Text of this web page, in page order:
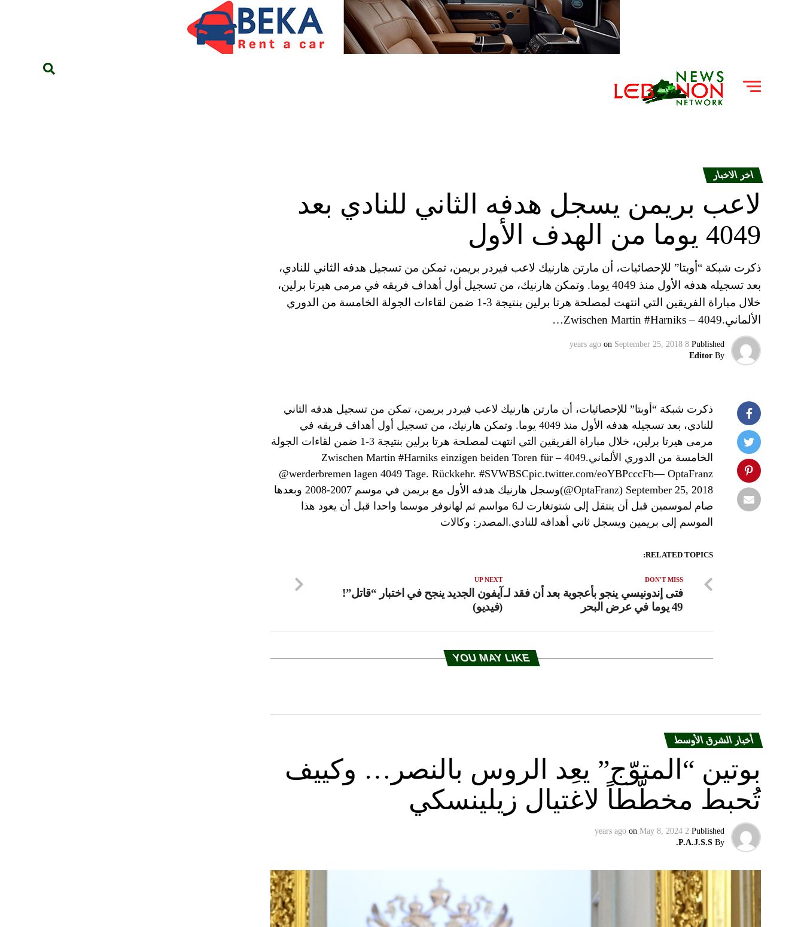
اخر الاخبار
لاعب بريمن يسجل هدفه الثاني للنادي بعد
4049 يوما من الهدف الأول
ذكرت شبكة “أوبتا” للإحصائيات، أن مارتن هارنيك لاعب فيردر بريمن، تمكن من تسجيل هدفه الثاني للنادي،
بعد تسجيله هدفه الأول منذ 4049 يوما. وتمكن هارنيك، من تسجيل أول أهداف فريقه في مرمى هيرتا برلين،
خلال مباراة الفريقين التي انتهت لمصلحة هرتا برلين بنتيجة 3-1 ضمن لقاءات الجولة الخامسة من الدوري
الألماني.4049 – Zwischen Martin #Harniks…
Published
8 years ago
on September 25, 2018
By
Editor
ذكرت شبكة “أوبتا” للإحصائيات، أن مارتن هارنيك لاعب فيردر بريمن، تمكن من تسجيل هدفه الثاني
للنادي، بعد تسجيله هدفه الأول منذ 4049 يوما. وتمكن هارنيك، من تسجيل أول أهداف فريقه في
مرمى هيرتا برلين، خلال مباراة الفريقين التي انتهت لمصلحة هرتا برلين بنتيجة 3-1 ضمن لقاءات الجولة
الخامسة من الدوري الألماني.4049 – Zwischen Martin #Harniks einzigen beiden Toren für
@werderbremen lagen 4049 Tage. Rückkehr. #SVWBSCpic.twitter.com/eoYBPcccFb— OptaFranz
(@OptaFranz) September 25, 2018وسجل هارنيك هدفه الأول مع بريمن في موسم 2007-2008 وبعدها
صام لموسمين قبل أن ينتقل إلى شتوتغارت لـ6 مواسم ثم لهانوفر موسما واحدا قبل أن يعود هذا
الموسم إلى بريمين ويسجل ثاني أهدافه للنادي.المصدر: وكالات
RELATED TOPICS:
UP NEXT
آيفون الجديد ينجح في اختبار “قاتل”!
(فيديو)
DON'T MISS
فتى إندونيسي ينجو بأعجوبة بعد أن فقد لـ
49 يوما في عرض البحر
YOU MAY LIKE
أخبار الشرق الأوسط
بوتين “المتوّج” يعِد الروس بالنصر… وكييف
تُحبط مخطّطاً لاغتيال زيلينسكي
Published
2 years ago
on May 8, 2024
By
P.A.J.S.S.